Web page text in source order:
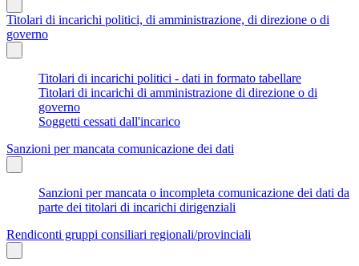
Titolari di incarichi politici, di amministrazione, di direzione o di
governo
Titolari di incarichi politici - dati in formato tabellare
Titolari di incarichi di amministrazione di direzione o di
governo
Soggetti cessati dall'incarico
Sanzioni per mancata comunicazione dei dati
Sanzioni per mancata o incompleta comunicazione dei dati da
parte dei titolari di incarichi dirigenziali
Rendiconti gruppi consiliari regionali/provinciali